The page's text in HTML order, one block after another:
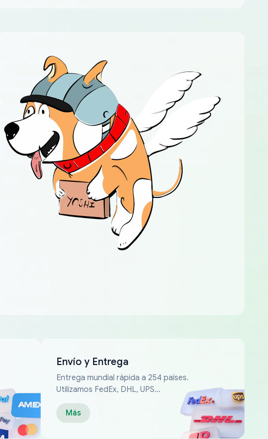
Envío y Entrega
Entrega mundial rápida a 254 países.
Utilizamos FedEx, DHL, UPS...
Más